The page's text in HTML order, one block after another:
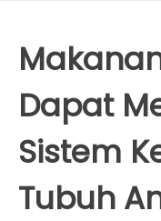
Dapat
Sistem
Tubuh